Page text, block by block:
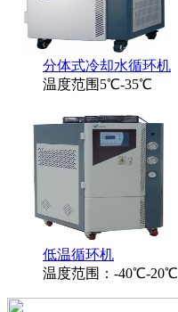
分体式冷却水循环机
温度范围5℃-35℃
低温循环机
温度范围：-40℃-20℃